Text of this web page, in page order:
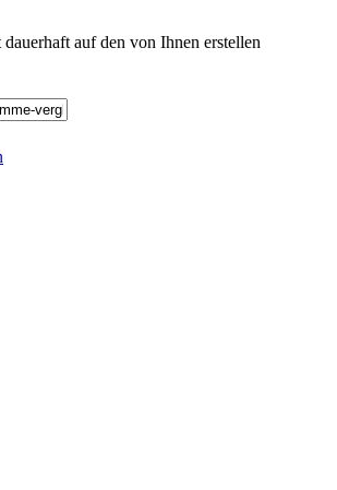
auf den von Ihnen erstellen